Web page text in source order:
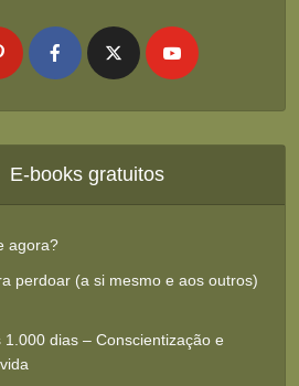
E-books gratuitos
agora?
perdoar (a si mesmo e aos outros)
1.000 dias – Conscientização e